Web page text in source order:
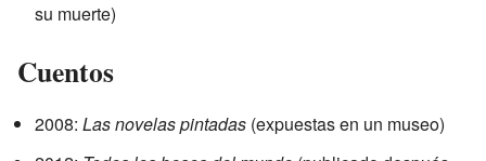
su muerte)
Cuentos
2008: Las novelas pintadas (expuestas en un museo)